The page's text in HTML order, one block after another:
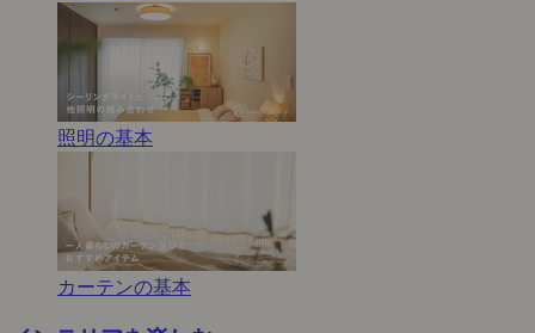
照明の基本
カーテンの基本